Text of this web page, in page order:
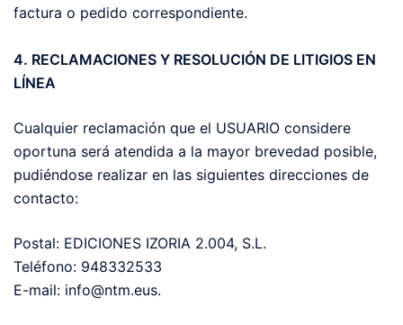
factura o pedido correspondiente.
4. RECLAMACIONES Y RESOLUCIÓN DE LITIGIOS EN
LÍNEA
Cualquier reclamación que el USUARIO considere
oportuna será atendida a la mayor brevedad posible,
pudiéndose realizar en las siguientes direcciones de
contacto:
Postal: EDICIONES IZORIA 2.004, S.L.
Teléfono: 948332533
E-mail: info@ntm.eus.